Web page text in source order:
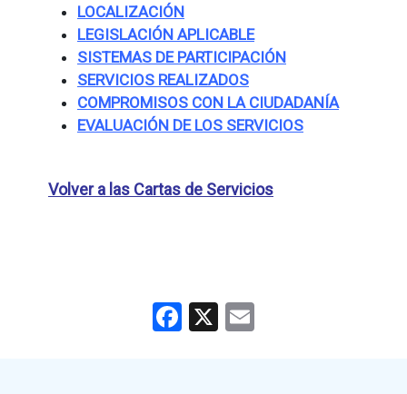
LOCALIZACIÓN
LEGISLACIÓN APLICABLE
SISTEMAS DE PARTICIPACIÓN
SERVICIOS REALIZADOS
COMPROMISOS CON LA CIUDADANÍA
EVALUACIÓN DE LOS SERVICIOS
Volver a las Cartas de Servicios
Facebook
X